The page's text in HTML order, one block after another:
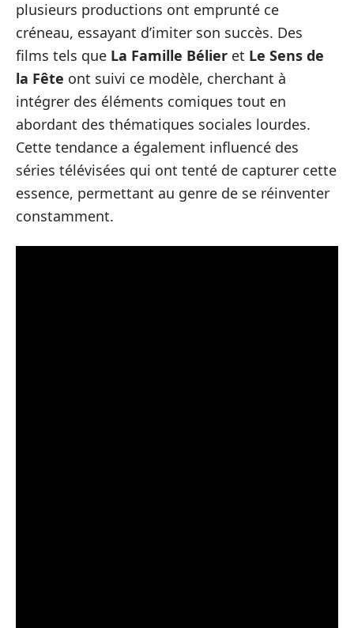
plusieurs productions ont emprunté ce
créneau, essayant d’imiter son succès. Des
films tels que La Famille Bélier et Le Sens de
la Fête ont suivi ce modèle, cherchant à
intégrer des éléments comiques tout en
abordant des thématiques sociales lourdes.
Cette tendance a également influencé des
séries télévisées qui ont tenté de capturer cette
essence, permettant au genre de se réinventer
constamment.